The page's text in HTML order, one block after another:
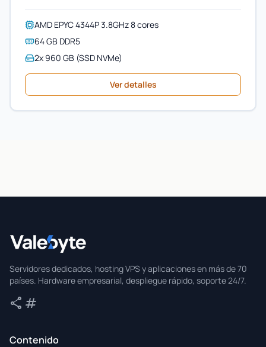
AMD EPYC 4344P 3.8GHz 8 cores
64 GB DDR5
2x 960 GB (SSD NVMe)
Ver detalles
Servidores dedicados, hosting VPS y aplicaciones en más de 70
países. Hardware empresarial, despliegue rápido, soporte 24/7.
share Compartir
tag
Contenido